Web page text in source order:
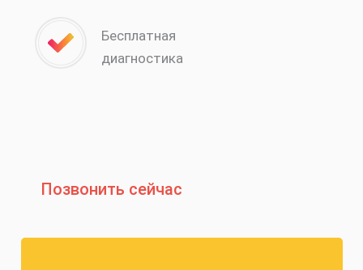
Бесплатная
диагностика
Позвонить сейчас